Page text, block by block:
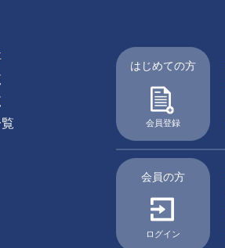
はじめての方
会員登録
会員の方
ログイン